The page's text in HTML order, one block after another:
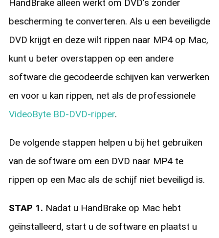
HandBrake alleen werkt om DVD's zonder
bescherming te converteren. Als u een beveiligde
DVD krijgt en deze wilt rippen naar MP4 op Mac,
kunt u beter overstappen op een andere
software die gecodeerde schijven kan verwerken
en voor u kan rippen, net als de professionele
VideoByte BD-DVD-ripper.
De volgende stappen helpen u bij het gebruiken
van de software om een DVD naar MP4 te
rippen op een Mac als de schijf niet beveiligd is.
STAP 1. Nadat u HandBrake op Mac hebt
geïnstalleerd, start u de software en plaatst u